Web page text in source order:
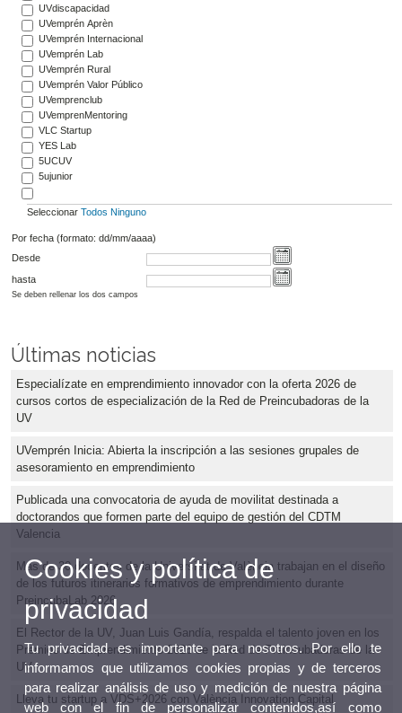
UVdiscapacidad
UVemprén Aprèn
UVemprén Internacional
UVemprén Lab
UVemprén Rural
UVemprén Valor Público
UVemprenclub
UVemprenMentoring
VLC Startup
YES Lab
5UCUV
5ujunior
Seleccionar Todos Ninguno
Por fecha (formato: dd/mm/aaaa)
Desde
hasta
Se deben rellenar los dos campos
Últimas noticias
Especialízate en emprendimiento innovador con la oferta 2026 de
cursos cortos de especialización de la Red de Preincubadoras de la
UV
UVemprén Inicia: Abierta la inscripción a las sesiones grupales de
asesoramiento en emprendimiento
Publicada una convocatoria de ayuda de movilitat destinada a
doctorandos que formen parte del equipo de gestión del CDTM
Valencia
Más de 30 docentes de la Universitat de València trabajan en el diseño
de los futuros itinerarios formativos de emprendimiento durante
PreincubaLab 2026
El Rector de la UV, Juan Luis Gandía, respalda el talento joven en los
Premios de Emprendimiento 2026 de la Red de Preincubadoras de la
UV
Lleva tu startup a VDS+2026 con València Innovation Capital
Cookies y política de
privacidad
Tu privacidad es importante para nosotros. Por ello te
informamos que utilizamos cookies propias y de terceros
para realizar análisis de uso y medición de nuestra página
web con el fin de personalizar contenidos,así como